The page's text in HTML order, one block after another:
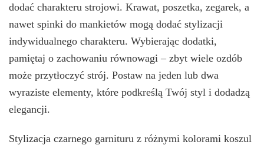
dodać charakteru strojowi. Krawat, poszetka, zegarek, a
nawet spinki do mankietów mogą dodać stylizacji
indywidualnego charakteru. Wybierając dodatki,
pamiętaj o zachowaniu równowagi – zbyt wiele ozdób
może przytłoczyć strój. Postaw na jeden lub dwa
wyraziste elementy, które podkreślą Twój styl i dodadzą
elegancji.
Stylizacja czarnego garnituru z różnymi kolorami koszul